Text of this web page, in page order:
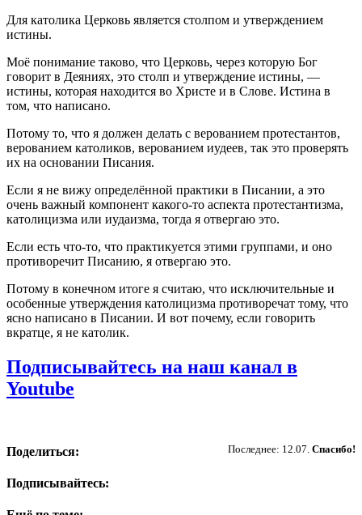
Для католика Церковь является столпом и утверждением
истины.
Моё понимание таково, что Церковь, через которую Бог
говорит в Деяниях, это столп и утверждение истины, —
истины, которая находится во Христе и в Слове. Истина в
том, что написано.
Потому то, что я должен делать с верованием протестантов,
верованием католиков, верованием иудеев, так это проверять
их на основании Писания.
Если я не вижу определённой практики в Писании, а это
очень важный компонент какого-то аспекта протестантизма,
католицизма или иудаизма, тогда я отвергаю это.
Если есть что-то, что практикуется этими группами, и оно
противоречит Писанию, я отвергаю это.
Потому в конечном итоге я считаю, что исключительные и
особенные утверждения католицизма противоречат тому, что
ясно написано в Писании. И вот почему, если говорить
вкратце, я не католик.
Подписывайтесь на наш канал в
Youtube
Последнее: 12.07. Спасибо!
Поделиться:
Подписывайтесь: